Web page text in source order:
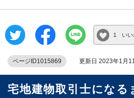
1 いい
ページID1015869 更新日 2023年1月
宅地建物取引士になる